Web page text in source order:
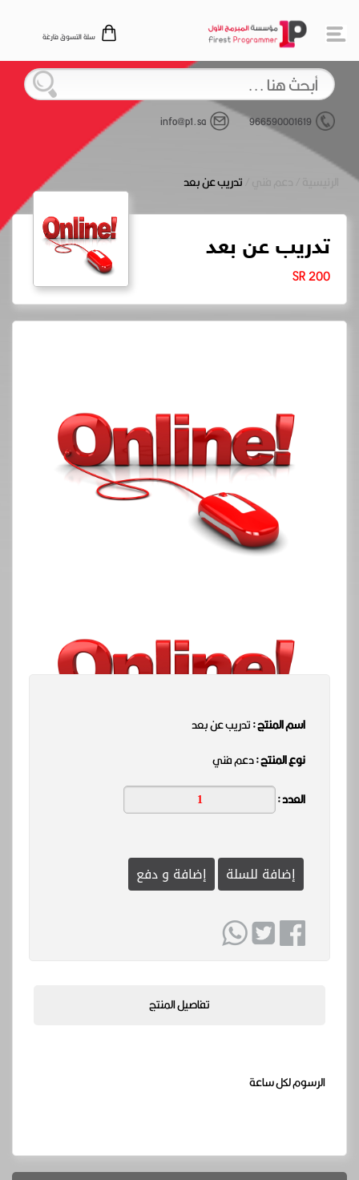
سلة التسوق فارغة
966590001619
info@p1.sa
تدريب عن بعد
تدريب عن بعد
200 SR
اسم المنتج :تدريب عن بعد
نوع المنتج :دعم فني
العدد :
إضافة للسلة إضافة و دفع
تفاصيل المنتج
الرسوم لكل ساعة